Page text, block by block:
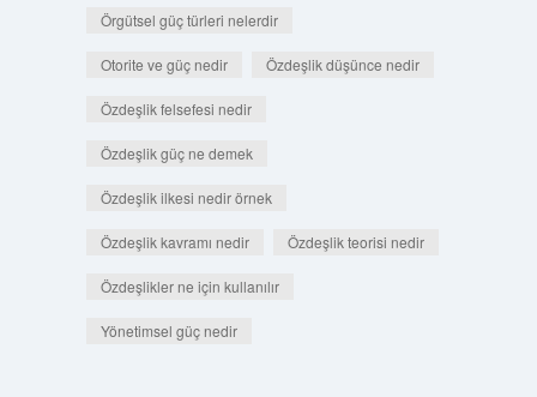
Örgütsel güç türleri nelerdir
Otorite ve güç nedir Özdeşlik düşünce nedir
Özdeşlik felsefesi nedir
Özdeşlik güç ne demek
Özdeşlik ilkesi nedir örnek
Özdeşlik kavramı nedir Özdeşlik teorisi nedir
Özdeşlikler ne için kullanılır
Yönetimsel güç nedir